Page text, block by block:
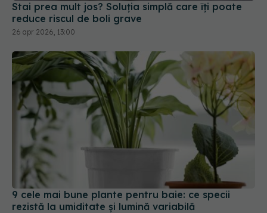
Stai prea mult jos? Soluția simplă care îți poate
reduce riscul de boli grave
26 apr 2026, 13:00
9 cele mai bune plante pentru baie: ce specii
rezistă la umiditate și lumină variabilă